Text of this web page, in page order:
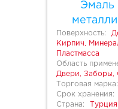
Эмаль
Поверхность:
Кирпич,
Пластмасса
Область
Двери,
Торговая марка:
Срок хранения:
Страна:
Турция